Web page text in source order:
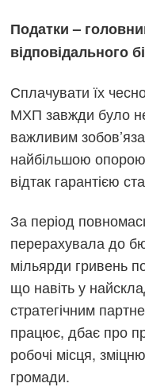
Податки –
відповідального
Сплачувати їх
МХП завжди було
важливим
найбільшою
відтак гарантією
За період
перерахувала до
мільярди гривень
що навіть у
стратегічним
працює, дбає про
робочі місця,
громади.